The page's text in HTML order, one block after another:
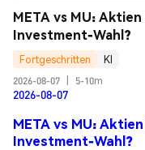
META vs MU:
Investment-Wahl?
Fortgeschritten
KI
2026-08-07
5-10m
2026-08-07
META vs MU:
Investment-Wahl?